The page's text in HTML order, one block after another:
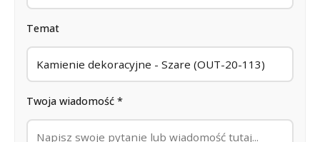
Temat
Twoja wiadomość *